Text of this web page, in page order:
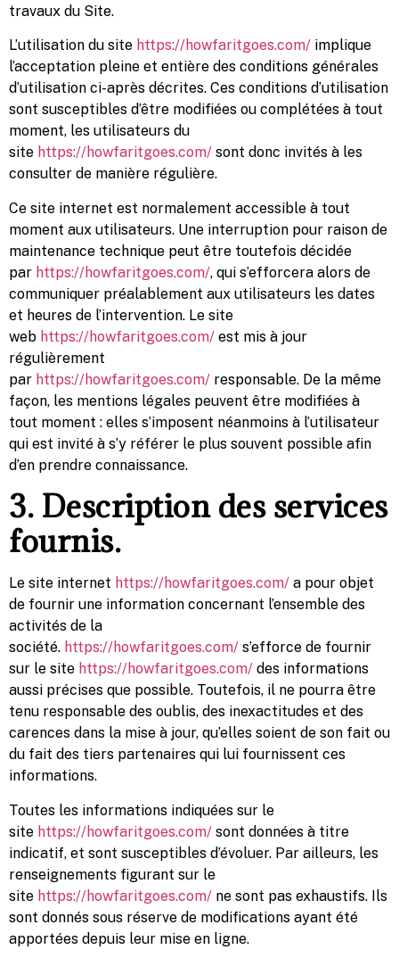
travaux du Site.
L’utilisation du site https://howfaritgoes.com/ implique
l’acceptation pleine et entière des conditions générales
d’utilisation ci-après décrites. Ces conditions d’utilisation
sont susceptibles d’être modifiées ou complétées à tout
moment, les utilisateurs du
site https://howfaritgoes.com/ sont donc invités à les
consulter de manière régulière.
Ce site internet est normalement accessible à tout
moment aux utilisateurs. Une interruption pour raison de
maintenance technique peut être toutefois décidée
par https://howfaritgoes.com/, qui s’efforcera alors de
communiquer préalablement aux utilisateurs les dates
et heures de l’intervention. Le site
web https://howfaritgoes.com/ est mis à jour
régulièrement
par https://howfaritgoes.com/ responsable. De la même
façon, les mentions légales peuvent être modifiées à
tout moment : elles s’imposent néanmoins à l’utilisateur
qui est invité à s’y référer le plus souvent possible afin
d’en prendre connaissance.
3. Description des services
fournis.
Le site internet https://howfaritgoes.com/ a pour objet
de fournir une information concernant l’ensemble des
activités de la
société. https://howfaritgoes.com/ s’efforce de fournir
sur le site https://howfaritgoes.com/ des informations
aussi précises que possible. Toutefois, il ne pourra être
tenu responsable des oublis, des inexactitudes et des
carences dans la mise à jour, qu’elles soient de son fait ou
du fait des tiers partenaires qui lui fournissent ces
informations.
Toutes les informations indiquées sur le
site https://howfaritgoes.com/ sont données à titre
indicatif, et sont susceptibles d’évoluer. Par ailleurs, les
renseignements figurant sur le
site https://howfaritgoes.com/ ne sont pas exhaustifs. Ils
sont donnés sous réserve de modifications ayant été
apportées depuis leur mise en ligne.